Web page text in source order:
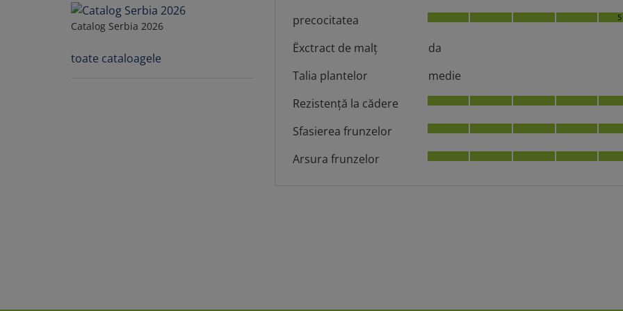
Catalog Serbia 2026
toate cataloagele
precocitatea 5
Ëxctract de malț
da
Talia plantelor
medie
Rezistenţă la cădere
Sfasierea frunzelor
Arsura frunzelor